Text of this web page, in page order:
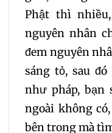
Phật thì
nguyên nhân
đem nguyên
sáng tỏ, sau
như pháp, bạn
ngoài không
bên trong mà